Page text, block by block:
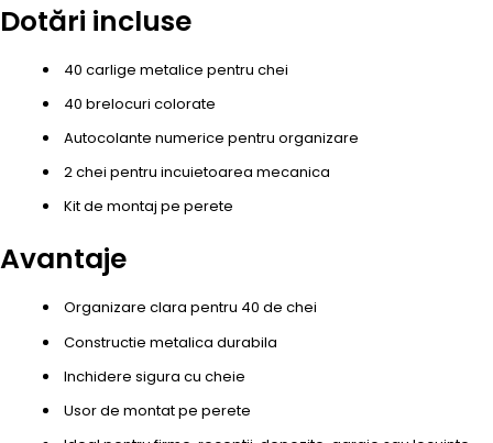
Dotări incluse
40 carlige metalice pentru chei
40 brelocuri colorate
Autocolante numerice pentru organizare
2 chei pentru incuietoarea mecanica
Kit de montaj pe perete
Avantaje
Organizare clara pentru 40 de chei
Constructie metalica durabila
Inchidere sigura cu cheie
Usor de montat pe perete